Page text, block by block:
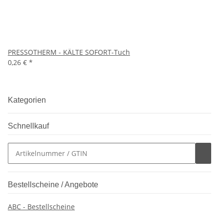
PRESSOTHERM - KÄLTE SOFORT-Tuch
0,26 € *
Kategorien
Schnellkauf
Bestellscheine / Angebote
ABC - Bestellscheine